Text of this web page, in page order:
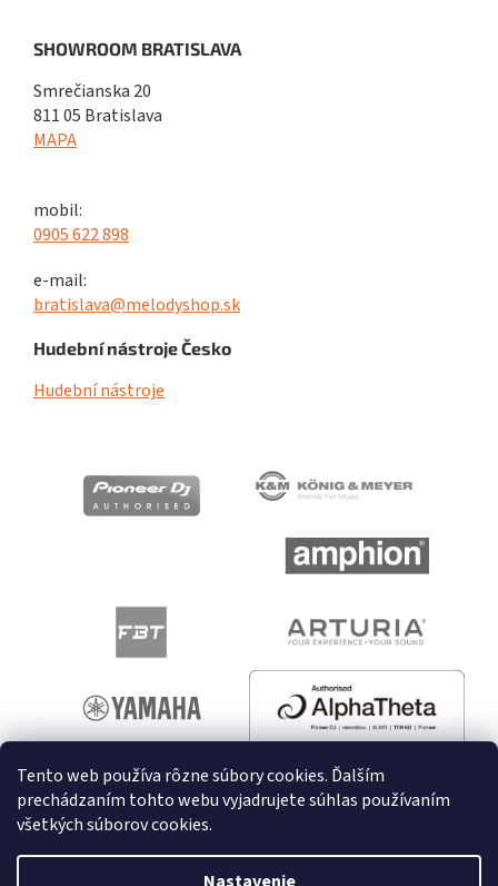
Tento web používa rôzne súbory cookies. Ďalším
prechádzaním tohto webu vyjadrujete súhlas používaním
všetkých súborov cookies.
SHOWROOM BRATISLAVA
Smrečianska 20
811 05 Bratislava
MAPA
mobil:
0905 622 898
e-mail:
bratislava@melodyshop.sk
Hudební nástroje Česko
Hudební nástroje
Vytvoril Shoptet